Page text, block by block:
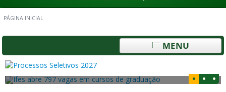
PÁGINA INICIAL
MENU